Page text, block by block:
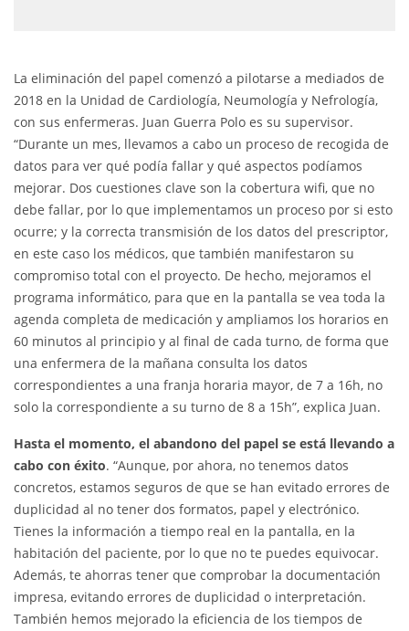
La eliminación del papel comenzó a pilotarse a mediados de
2018 en la Unidad de Cardiología, Neumología y Nefrología,
con sus enfermeras. Juan Guerra Polo es su supervisor.
“Durante un mes, llevamos a cabo un proceso de recogida de
datos para ver qué podía fallar y qué aspectos podíamos
mejorar. Dos cuestiones clave son la cobertura wifi, que no
debe fallar, por lo que implementamos un proceso por si esto
ocurre; y la correcta transmisión de los datos del prescriptor,
en este caso los médicos, que también manifestaron su
compromiso total con el proyecto. De hecho, mejoramos el
programa informático, para que en la pantalla se vea toda la
agenda completa de medicación y ampliamos los horarios en
60 minutos al principio y al final de cada turno, de forma que
una enfermera de la mañana consulta los datos
correspondientes a una franja horaria mayor, de 7 a 16h, no
solo la correspondiente a su turno de 8 a 15h”, explica Juan.
Hasta el momento, el abandono del papel se está llevando a
cabo con éxito. “Aunque, por ahora, no tenemos datos
concretos, estamos seguros de que se han evitado errores de
duplicidad al no tener dos formatos, papel y electrónico.
Tienes la información a tiempo real en la pantalla, en la
habitación del paciente, por lo que no te puedes equivocar.
Además, te ahorras tener que comprobar la documentación
impresa, evitando errores de duplicidad o interpretación.
También hemos mejorado la eficiencia de los tiempos de